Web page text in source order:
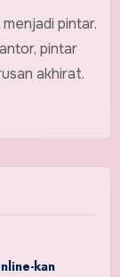
pintar.
pintar
akhirat.
kan